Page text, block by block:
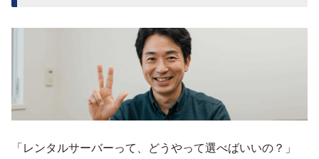
「レンタルサーバーって、どうやって選べばいいの？」